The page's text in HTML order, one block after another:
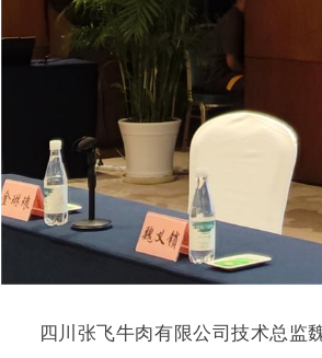
四川张飞牛肉有限公司技术总监魏